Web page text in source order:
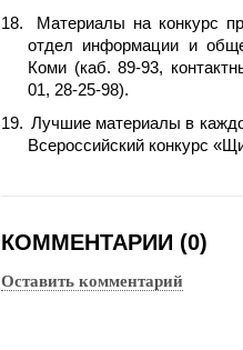
18.
Материалы на конкурс
отдел информации и
Коми (каб. 89-93,
01, 28-25-98).
19. Лучшие материалы в
Всероссийский конкурс
КОММЕНТАРИИ (0)
Оставить комментарий